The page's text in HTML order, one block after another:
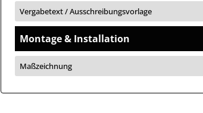
Vergabetext / Ausschreibungsvorlage
Montage & Installation
Maßzeichnung